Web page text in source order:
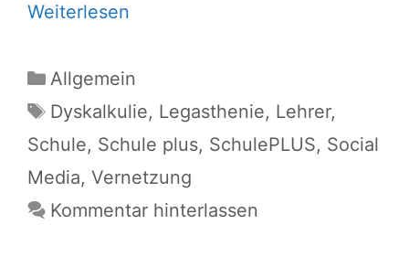
Weiterlesen
Kategorien
Allgemein
Schlagwörter
Dyskalkulie, Legasthenie, Lehrer,
Schule, Schule plus, SchulePLUS, Social
Media, Vernetzung
Kommentar hinterlassen